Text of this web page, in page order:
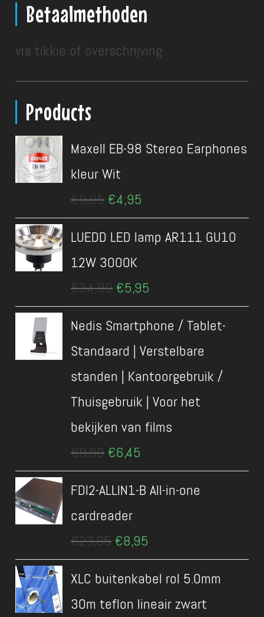
Betaalmethoden
via tikkie of overschrijving
Products
Maxell EB-98 Stereo Earphones
kleur Wit
€9,95 Oorspronkelijke
prijs
€9,95.
€4,95
€4,95.
LUEDD LED lamp AR111 GU10
12W 3000K
€34,90 Oorspronkelijke
prijs
€34,90.
€5,95
€5,95.
Nedis Smartphone / Tablet-
Standaard | Verstelbare
standen | Kantoorgebruik /
Thuisgebruik | Voor het
bekijken van films
€9,90 Oorspronkelijke
prijs
€9,90.
€6,45
€6,45.
FDI2-ALLIN1-B All-in-one
cardreader
€23,95 Oorspronkelijke
prijs
€23,95.
€8,95
€8,95.
XLC buitenkabel rol 5.0mm
30m teflon lineair zwart